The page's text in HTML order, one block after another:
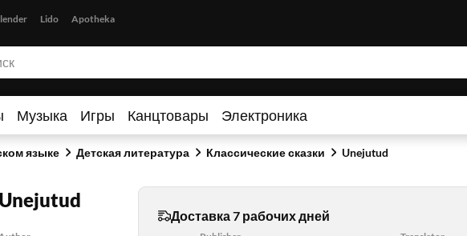
Lido Apotheka
Музыка Игры Канцтовары Электроника
языке Детская литература Классические сказки Unejutud
Unejutud
Доставка 7 рабочих дней